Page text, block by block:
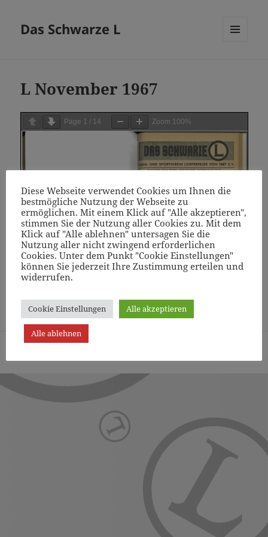
Das Schwarze L
L November 1967
Page 1 / 14 Zoom 100%
Page1/14 Zoom100%
Diese Webseite verwendet Cookies um Ihnen die
bestmögliche Nutzung der Webseite zu
ermöglichen. Mit einem Klick auf "Alle akzeptieren",
stimmen Sie der Nutzung aller Cookies zu. Mit dem
Klick auf "Alle ablehnen" untersagen Sie die
Nutzung aller nicht zwingend erforderlichen
Cookies. Unter dem Punkt "Cookie Einstellungen"
können Sie jederzeit Ihre Zustimmung erteilen und
widerrufen.
Cookie Einstellungen Alle akzeptieren
Alle ablehnen